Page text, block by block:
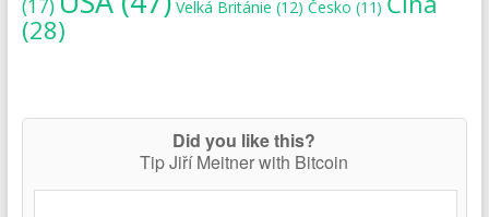
(17) Velká Británie (12) Česko (11)
(28)
Did you like this?
Tip Jiří Meitner with Bitcoin